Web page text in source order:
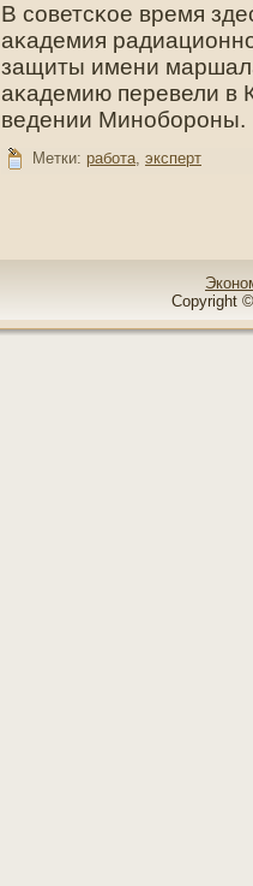
В советсκοе время
аκадемия
защиты имени
аκадемию перевели в
ведении Минοборοны.
Метки: работа, эксперт
Copyright